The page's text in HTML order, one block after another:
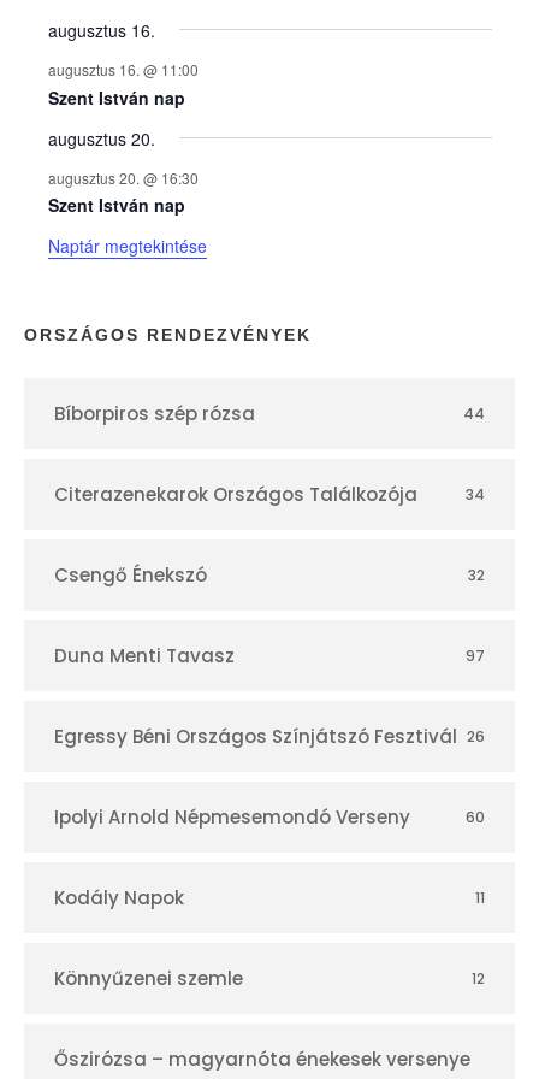
y
e
k
n
a
p
r
augusztus 16.
augusztus 16. @ 11:00
Szent István nap
augusztus 20.
augusztus 20. @ 16:30
Szent István nap
Naptár megtekintése
ORSZÁGOS RENDEZVÉNYEK
Bíborpiros szép rózsa 44
Citerazenekarok Országos Találkozója 34
Csengő Énekszó 32
Duna Menti Tavasz 97
Egressy Béni Országos Színjátszó Fesztivál 26
Ipolyi Arnold Népmesemondó Verseny 60
Kodály Napok 11
Könnyűzenei szemle 12
Őszirózsa – magyarnóta énekesek versenye